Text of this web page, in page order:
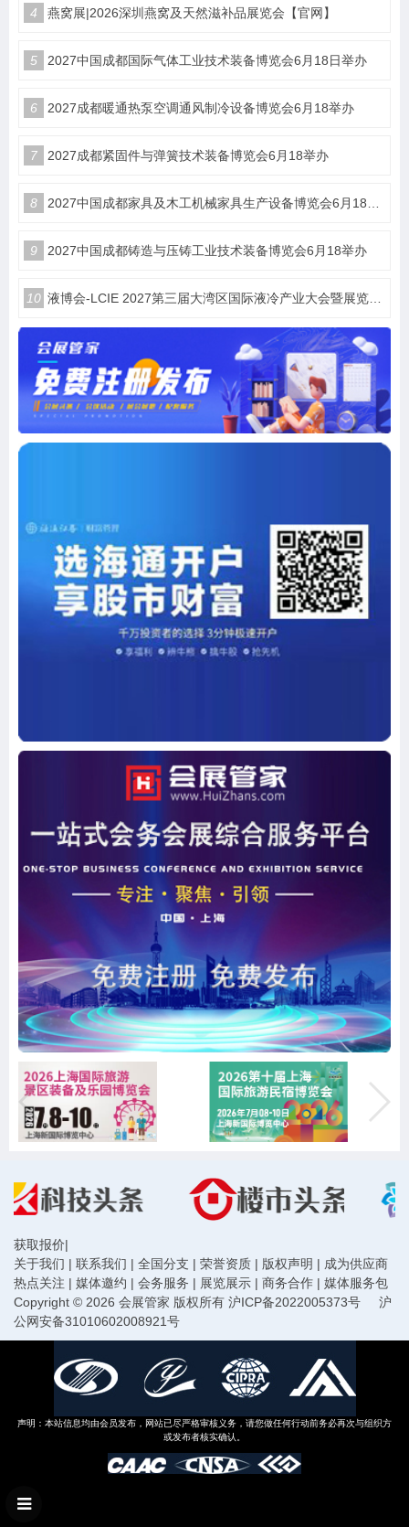
4 燕窝展|2026深圳燕窝及天然滋补品展览会【官网】
5 2027中国成都国际气体工业技术装备博览会6月18日举办
6 2027成都暖通热泵空调通风制冷设备博览会6月18举办
7 2027成都紧固件与弹簧技术装备博览会6月18举办
8 2027中国成都家具及木工机械家具生产设备博览会6月18举办
9 2027中国成都铸造与压铸工业技术装备博览会6月18举办
10 液博会-LCIE 2027第三届大湾区国际液冷产业大会暨展览会（深圳）
获取报价|
关于我们 | 联系我们 | 全国分支 | 荣誉资质 | 版权声明 | 成为供应商
热点关注 | 媒体邀约 | 会务服务 | 展览展示 | 商务合作 | 媒体服务包
Copyright © 2026 会展管家 版权所有 沪ICP备2022005373号
沪
公网安备31010602008921号
声明：本站信息均由会员发布，网站已尽严格审核义务，请您做任何行动前务必再次与组织方
或发布者核实确认。